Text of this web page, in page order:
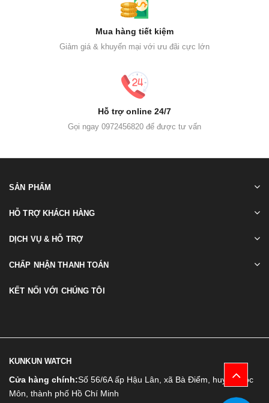
Mua hàng tiết kiệm
Giảm giá & khuyến mại với ưu đãi cực lớn
Hỗ trợ online 24/7
Gọi ngay 0972456820 để được tư vấn
SẢN PHẨM
HỖ TRỢ KHÁCH HÀNG
DỊCH VỤ & HỖ TRỢ
CHẤP NHẬN THANH TOÁN
KẾT NỐI VỚI CHÚNG TÔI
KUNKUN WATCH
Cửa hàng chính:Số 56/6A ấp Hậu Lân, xã Bà Điểm, huyện Hóc
Môn, thành phố Hồ Chí Minh